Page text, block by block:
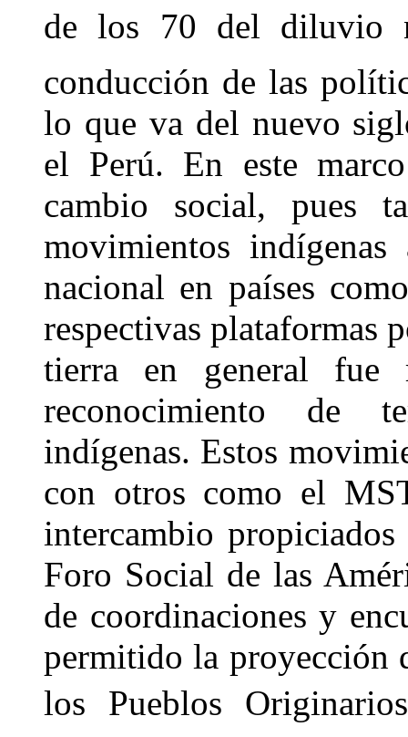
de los 70 del diluvio
conducción de las
lo que va del nuevo
el Perú. En este
cambio social, pues
movimientos indígenas
nacional en países
respectivas plataformas
tierra en general fue
reconocimiento de
indígenas. Estos
con otros como el
intercambio
Foro Social de las
de coordinaciones y
permitido la proyección
los Pueblos